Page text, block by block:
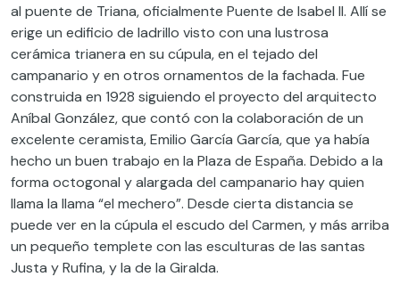
al puente de Triana, oficialmente Puente de Isabel II. Allí se
erige un edificio de ladrillo visto con una lustrosa
cerámica trianera en su cúpula, en el tejado del
campanario y en otros ornamentos de la fachada. Fue
construida en 1928 siguiendo el proyecto del arquitecto
Aníbal González, que contó con la colaboración de un
excelente ceramista, Emilio García García, que ya había
hecho un buen trabajo en la Plaza de España. Debido a la
forma octogonal y alargada del campanario hay quien
llama la llama “el mechero”. Desde cierta distancia se
puede ver en la cúpula el escudo del Carmen, y más arriba
un pequeño templete con las esculturas de las santas
Justa y Rufina, y la de la Giralda.